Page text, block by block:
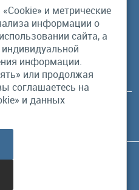
защищены.
интернет-сайт и его содержимое
и ни при каких условиях
сайте, не являются публичной
437 Гражданского кодекса РФ, и
и метрические
информации о
сайта, а
информации.
или продолжая
соглашаетесь на
и данных